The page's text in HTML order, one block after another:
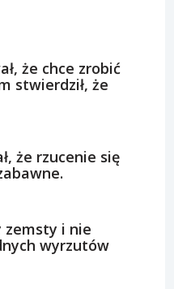
że chce zrobić
stwierdził, że
że rzucenie się
zemsty i nie
wyrzutów